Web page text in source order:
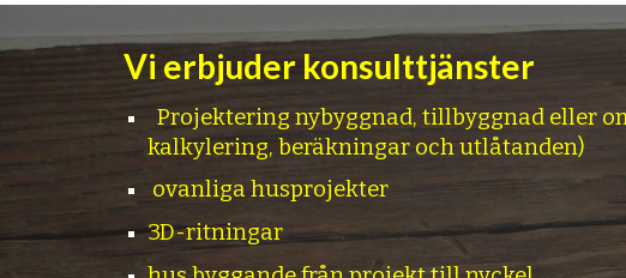
Vi erbjuder konsulttjänster
Projektering nybyggnad, tillbyggnad eller
kalkylering, beräkningar och utlåtanden)
ovanliga husprojekter
3D-ritningar